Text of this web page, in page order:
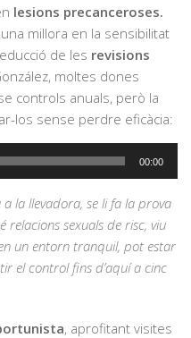
lesions precanceroses.
millora en la sensibilitat
de les revisions
moltes dones
controls anuals, però la
los sense perdre eficàcia:
00:00
a la llevadora, se li fa la prova
relacions sexuals de risc, viu
un entorn tranquil, pot estar
el control fins d’aquí a cinc
, aprofitant visites